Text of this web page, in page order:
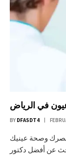
في الرياض
BY DFASDT4
وصحة عينيك